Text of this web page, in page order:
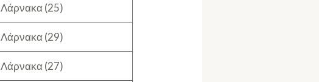
Λάρνακα (25)
Λάρνακα (29)
Λάρνακα (27)